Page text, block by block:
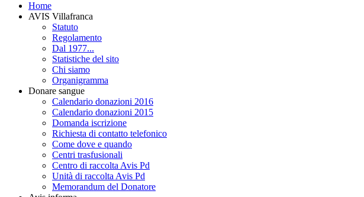
Home
AVIS Villafranca
Statuto
Regolamento
Dal 1977...
Statistiche del sito
Chi siamo
Organigramma
Donare sangue
Calendario donazioni 2016
Calendario donazioni 2015
Domanda iscrizione
Richiesta di contatto telefonico
Come dove e quando
Centri trasfusionali
Centro di raccolta Avis Pd
Unità di raccolta Avis Pd
Memorandum del Donatore